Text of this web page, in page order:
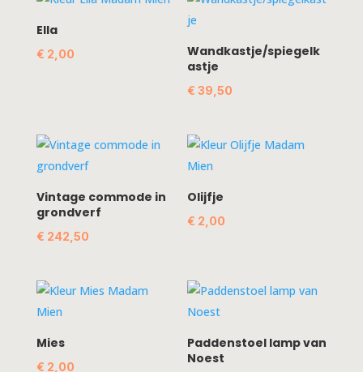
Ella
€ 2,00
Wandkastje/spiegelk
astje
€ 39,50
Vintage commode in
grondverf
€ 242,50
Olijfje
€ 2,00
Mies
€ 2,00
Paddenstoel lamp van
Noest